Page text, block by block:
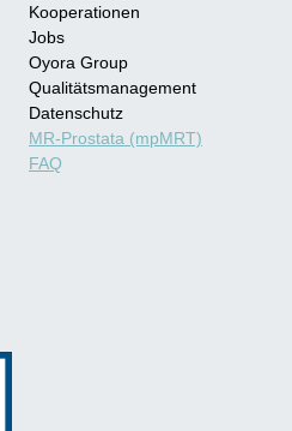
Kooperationen
Jobs
Oyora Group
Qualitätsmanagement
Datenschutz
MR-Prostata (mpMRT)
FAQ